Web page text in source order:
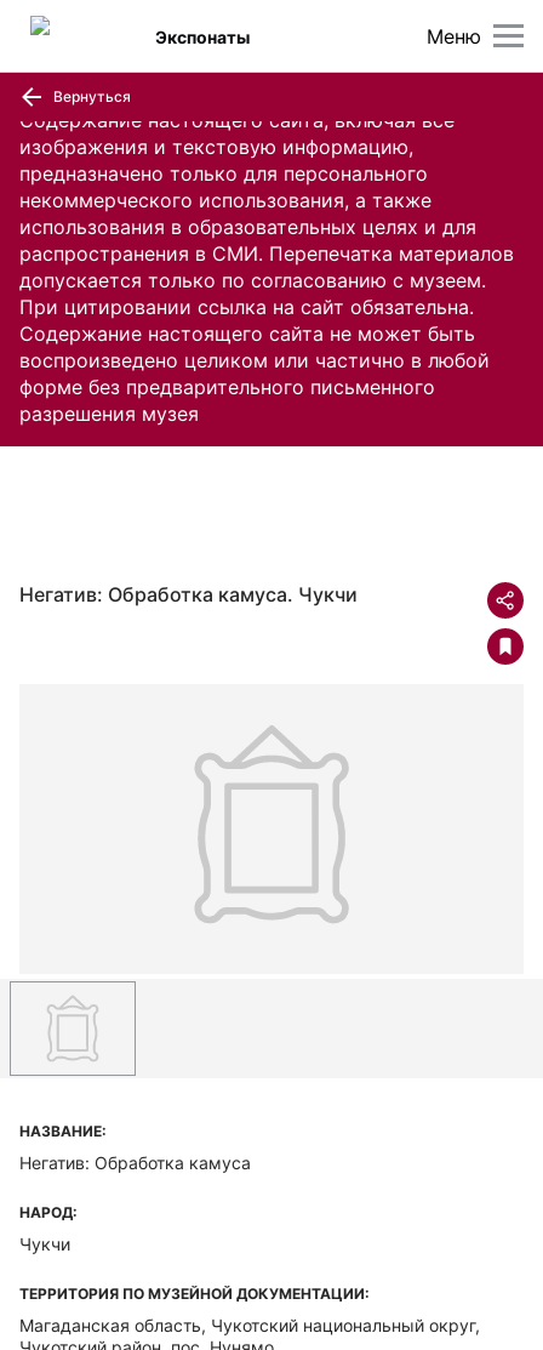
Содержание настоящего сайта, включая все
изображения и текстовую информацию,
предназначено только для персонального
некоммерческого использования, а также
использования в образовательных целях и для
распространения в СМИ. Перепечатка материалов
допускается только по согласованию с музеем.
При цитировании ссылка на сайт обязательна.
Содержание настоящего сайта не может быть
воспроизведено целиком или частично в любой
форме без предварительного письменного
разрешения музея
Меню
Экспонаты
Вернуться
Негатив: Обработка камуса. Чукчи
НАЗВАНИЕ:
Негатив: Обработка камуса
НАРОД:
Чукчи
ТЕРРИТОРИЯ ПО МУЗЕЙНОЙ ДОКУМЕНТАЦИИ:
Магаданская область, Чукотский национальный округ,